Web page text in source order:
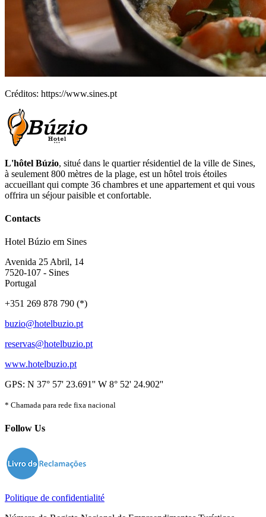
Créditos: https://www.sines.pt
L'hôtel Búzio, situé dans le quartier résidentiel de la ville de Sines,
à seulement 800 mètres de la plage, est un hôtel trois étoiles
accueillant qui compte 36 chambres et une appartement et qui vous
offrira un séjour paisible et confortable.
Contacts
Hotel Búzio em Sines
Avenida 25 Abril, 14
7520-107 - Sines
Portugal
+351 269 878 790 (*)
buzio@hotelbuzio.pt
reservas@hotelbuzio.pt
www.hotelbuzio.pt
GPS: N 37° 57' 23.691'' W 8° 52' 24.902''
* Chamada para rede fixa nacional
Follow Us
Politique de confidentialité